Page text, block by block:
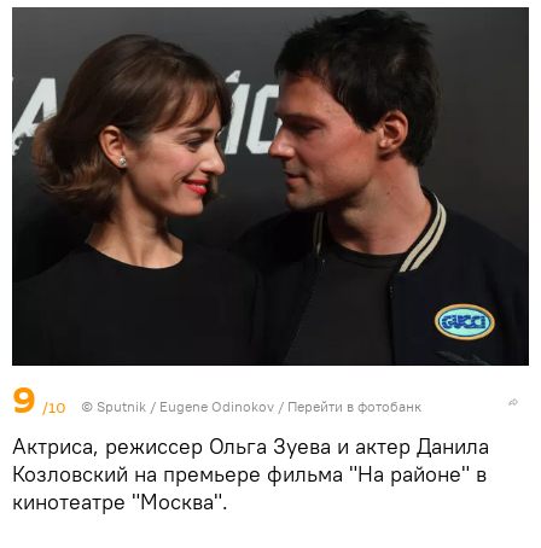
9 /10 © Sputnik / Eugene Odinokov / Перейти в фотобанк
Актриса, режиссер Ольга Зуева и актер Данила
Козловский на премьере фильма "На районе" в
кинотеатре "Москва".